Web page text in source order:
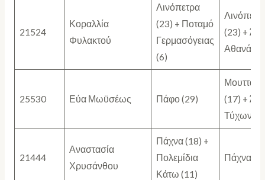
21524
Κοραλλία
Φυλακτού
Λινόπετρα
(23) + Ποταμό
Γερμασόγειας
(6)
(23) +
25530 Εύα Μωϋσέως Πάφο (29)
(17) +
Τύχωνα
21444
Αναστασία
Χρυσάνθου
Πάχνα (18) +
Πολεμίδια
Κάτω (11)
Πάχνα